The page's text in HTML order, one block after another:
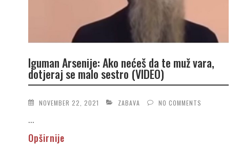
Iguman Arsenije: Ako nećeš da te muž vara,
dotjeraj se malo sestro (VIDEO)
NOVEMBER 22, 2021 ZABAVA NO COMMENTS
...
Opširnije